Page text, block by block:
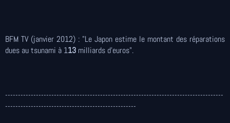
BFM TV (janvier 2012) : "Le Japon estime le montant des réparations
dues au tsunami à 113 milliards d'euros".
-------------------------------------------------------------------------------------
---------------------------------------------------